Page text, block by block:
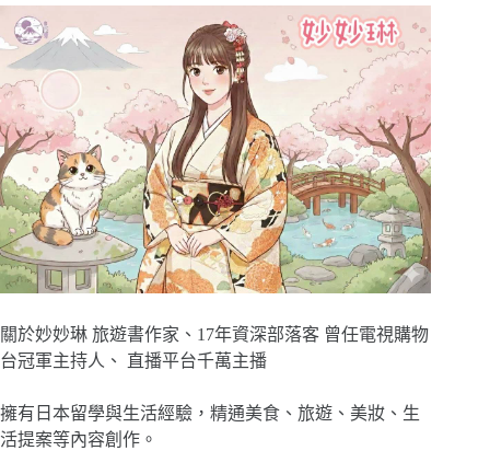
關於妙妙琳 旅遊書作家、17年資深部落客 曾任電視購物
台冠軍主持人、 直播平台千萬主播
擁有日本留學與生活經驗，精通美食、旅遊、美妝、生
活提案等內容創作。